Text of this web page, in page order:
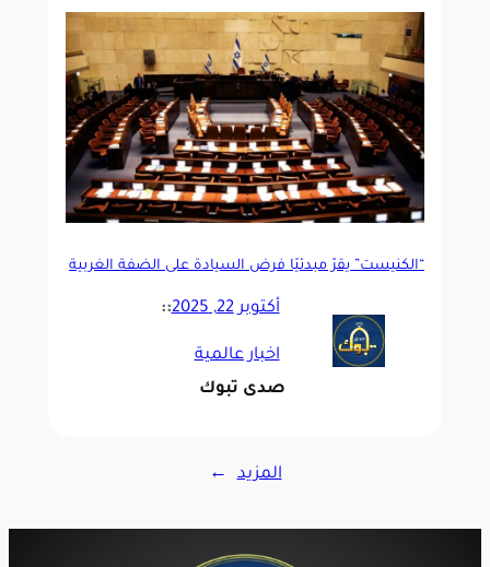
“الكنيست” يقرّ مبدئيًا فرض السيادة على الضفة الغربية
أكتوبر 22, 2025 ::
اخبار عالمية
صدى تبوك
المزيد →